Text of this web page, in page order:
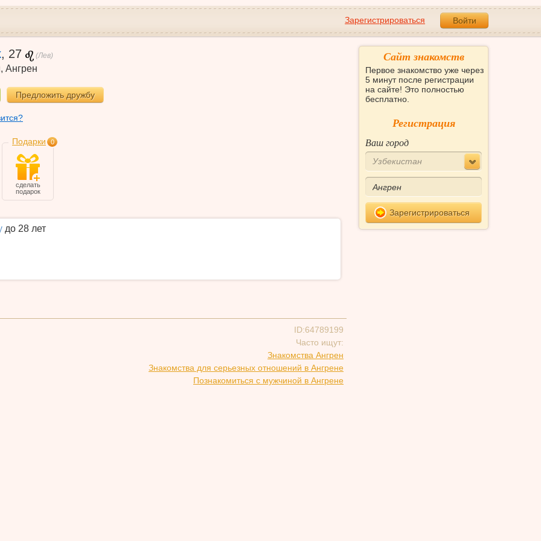
Зарегистрироваться Войти
, 27 (Лев)
, Ангрен
Предложить дружбу
Подарки 0
сделать
подарок
до 28 лет
ID:64789199
Часто ищут:
Знакомства Ангрен
Знакомства для серьезных отношений в Ангрене
Познакомиться с мужчиной в Ангрене
Сайт знакомств
Первое знакомство уже через
5 минут после регистрации
на сайте! Это полностью
бесплатно.
Регистрация
Ваш город
Узбекистан
Зарегистрироваться